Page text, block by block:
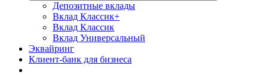
Депозитные вклады
Вклад Классик+
Вклад Классик
Вклад Универсальный
Эквайринг
Клиент-банк для бизнеса